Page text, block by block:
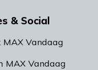
& Social
MAX Vandaag
MAX Vandaag